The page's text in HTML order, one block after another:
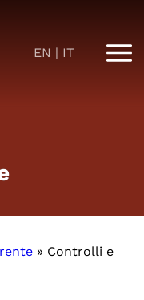
EN IT
» Controlli e